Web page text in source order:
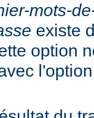
mots-
existe
option